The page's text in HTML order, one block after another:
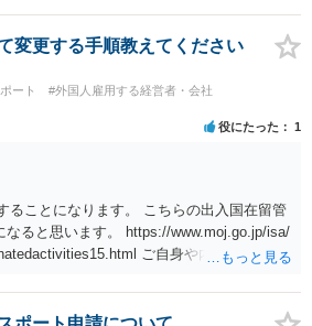
変更する手順教えてください
ート
#外国人雇用する経営者・会社
役にたった 1
ることになります。 こちらの出入国在留管
なると思います。 https://www.moj.go.jp/isa/
ご自身や内定先企業で
談されるのが良いです。